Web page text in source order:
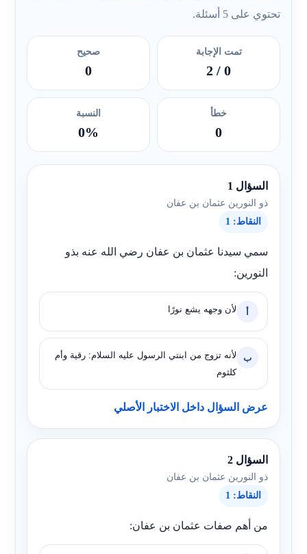
تحتوي على 5 أسئلة.
تمت الإجابة
0
/ 2
صحيح
0
خطأ
0
النسبة
0%
السؤال 1
ذو النورين عثمان بن عفان
النقاط: 1
سمي سيدنا عثمان بن عفان رضي الله عنه بذو
النورين:
أ لأن وجهه يشع نورًا
ب
لأنه تزوج من ابنتي الرسول عليه السلام: رقية وأم
كلثوم
عرض السؤال داخل الاختبار الأصلي
السؤال 2
ذو النورين عثمان بن عفان
النقاط: 1
من أهم صفات عثمان بن عفان: